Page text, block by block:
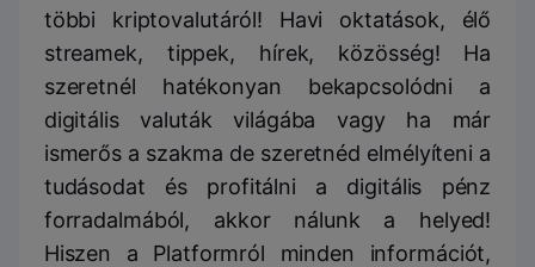
többi kriptovalutáról! Havi oktatások, élő
streamek, tippek, hírek, közösség! Ha
szeretnél hatékonyan bekapcsolódni a
digitális valuták világába vagy ha már
ismerős a szakma de szeretnéd elmélyíteni a
tudásodat és profitálni a digitális pénz
forradalmából, akkor nálunk a helyed!
Hiszen a Platformról minden információt,